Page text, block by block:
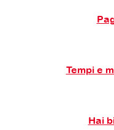
Tempi e
Hai